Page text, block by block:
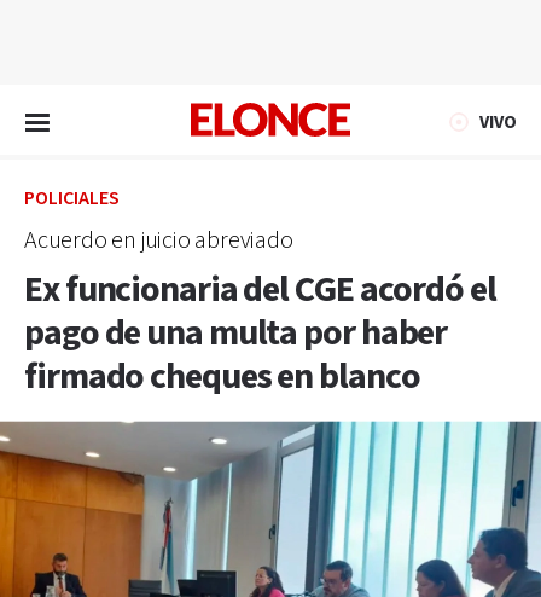
VIVO
POLICIALES
Acuerdo en juicio abreviado
Ex funcionaria del CGE acordó el
pago de una multa por haber
firmado cheques en blanco